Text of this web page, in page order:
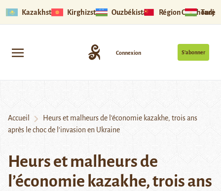
Kazakhstan Kirghizstan Ouzbékistan Région Ouïghoure
S’abonner
Connexion
Accueil
Heurs et malheurs de l’économie kazakhe, trois ans
après le choc de l’invasion en Ukraine
Heurs et malheurs de
l’économie kazakhe, trois ans